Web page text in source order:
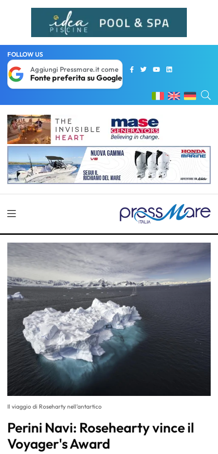
FOLLOW US
Aggiungi Pressmare.it come
Fonte preferita su Google
Il viaggio di Roseharty nell’antartico
Perini Navi: Rosehearty vince il
Voyager's Award